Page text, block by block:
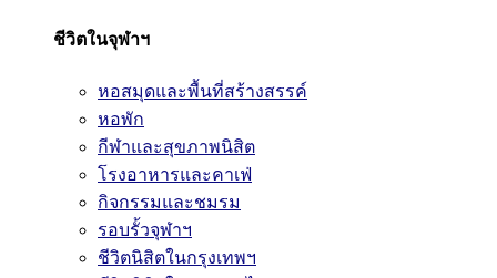
ชีวิตในจุฬาฯ
หอสมุดและพื้นที่สร้างสรรค์
หอพัก
กีฬาและสุขภาพนิสิต
โรงอาหารและคาเฟ่
กิจกรรมและชมรม
รอบรั้วจุฬาฯ
ชีวิตนิสิตในกรุงเทพฯ